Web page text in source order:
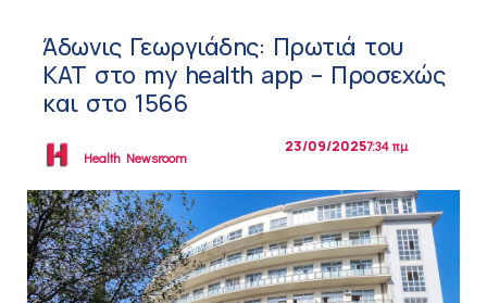
Άδωνις Γεωργιάδης: Πρωτιά του
ΚΑΤ στο my health app – Προσεχώς
και στο 1566
Health Newsroom
23/09/20257:34 πμ